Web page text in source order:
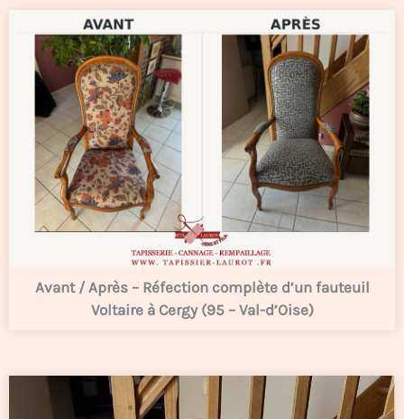
Avant / Après – Réfection complète d’un fauteuil
Voltaire à Cergy (95 – Val-d’Oise)